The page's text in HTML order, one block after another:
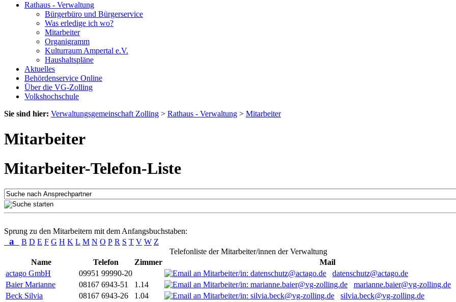
Rathaus - Verwaltung
Bürgerbüro und Bürgerservice
Was erledige ich wo?
Mitarbeiter
Organigramm
Kulturraum Ampertal e.V.
Haushaltspläne
Aktuelles
Behördenservice Online
Über die VG-Zolling
Volkshochschule
Sie sind hier: Verwaltungsgemeinschaft Zolling > Rathaus - Verwaltung > Mitarbeiter
Mitarbeiter
Mitarbeiter-Telefon-Liste
Sprung zu den Mitarbeitern mit dem Anfangsbuchstaben:
a B D E F G H K L M N O P R S T V W Z
Telefonliste der Mitarbeiter/innen der Verwaltung
Name
Telefon Zimmer
Mail
actago GmbH
09951 99990-20
datenschutz@actago.de
Baier Marianne
08167 6943-51 1.14
marianne.baier@vg-zolling.de
Beck Silvia
08167 6943-26 1.04
silvia.beck@vg-zolling.de